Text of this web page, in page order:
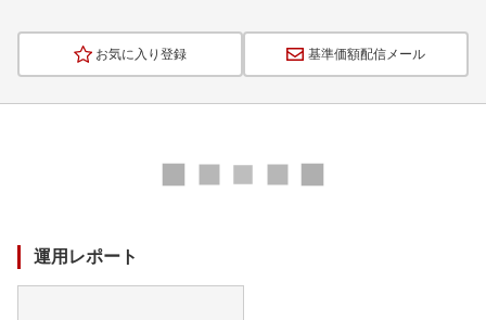
お気に入り登録 基準価額配信メール
運用レポート